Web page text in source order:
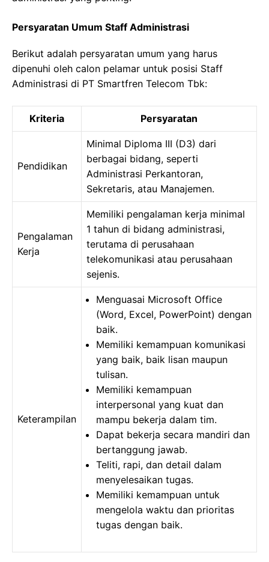
Persyaratan Umum Staff Administrasi
Berikut adalah persyaratan umum yang harus
dipenuhi oleh calon pelamar untuk posisi Staff
Administrasi di PT Smartfren Telecom Tbk:
Kriteria Persyaratan
Pendidikan
Minimal Diploma III (D3) dari
berbagai bidang, seperti
Administrasi Perkantoran,
Sekretaris, atau Manajemen.
Pengalaman
Kerja
Memiliki pengalaman kerja minimal
1 tahun di bidang administrasi,
terutama di perusahaan
telekomunikasi atau perusahaan
sejenis.
Keterampilan
Menguasai Microsoft Office
(Word, Excel, PowerPoint) dengan
baik.
Memiliki kemampuan komunikasi
yang baik, baik lisan maupun
tulisan.
Memiliki kemampuan
interpersonal yang kuat dan
mampu bekerja dalam tim.
Dapat bekerja secara mandiri dan
bertanggung jawab.
Teliti, rapi, dan detail dalam
menyelesaikan tugas.
Memiliki kemampuan untuk
mengelola waktu dan prioritas
tugas dengan baik.